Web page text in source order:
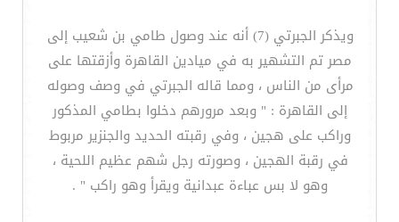
ويذكر الجبرتي (7) أنه عند وصول طامي بن شعيب إلى
مصر تم التشهير به في ميادين القاهرة وأزقتها على
مرأى من الناس ، ومما قاله الجبرتي في وصف وصوله
إلى القاهرة : " وبعد مرورهم دخلوا بطامي المذكور
وراكب على هجين ، وفي رقبته الحديد والجنزير مربوط
في رقبة الهجين ، وصورته رجل شهم عظيم اللحية ،
وهو لا بس عباءة عبدانية ويقرأ وهو راكب " .